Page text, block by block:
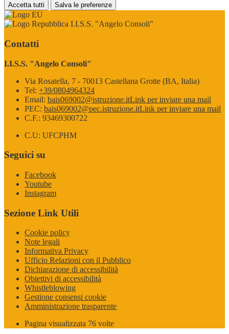
Accetta tutti Salva le preferenze
I.I.S.S. "Angelo Consoli"
Contatti
I.I.S.S. "Angelo Consoli"
Via Rosatella, 7 - 70013 Castellana Grotte (BA, Italia)
Tel: +39/0804964324
Email: bais069002@istruzione.itLink per inviare una mail
PEC: bais069002@pec.istruzione.itLink per inviare una mail
C.F.: 93469300722
C.U: UFCPHM
Seguici su
Facebook
Youtube
Instagram
Sezione Link Utili
Cookie policy
Note legali
Informativa Privacy
Ufficio Relazioni con il Pubblico
Dichiarazione di accessibilità
Obiettivi di accessibilità
Whistleblowing
Gestione consensi cookie
Amministrazione trasparente
Pagina visualizzata 76 volte